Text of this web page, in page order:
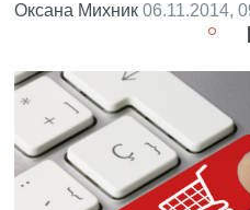
Оксана Михник 06.11.2014,